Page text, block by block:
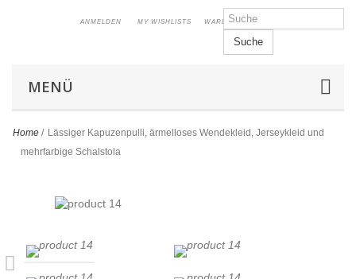
WARENKORB
MY WISHLISTS
ANMELDEN
Suche
MENÜ
Home / Lässiger Kapuzenpulli, ärmelloses Wendekleid, Jerseykleid und
mehrfarbige Schalstola